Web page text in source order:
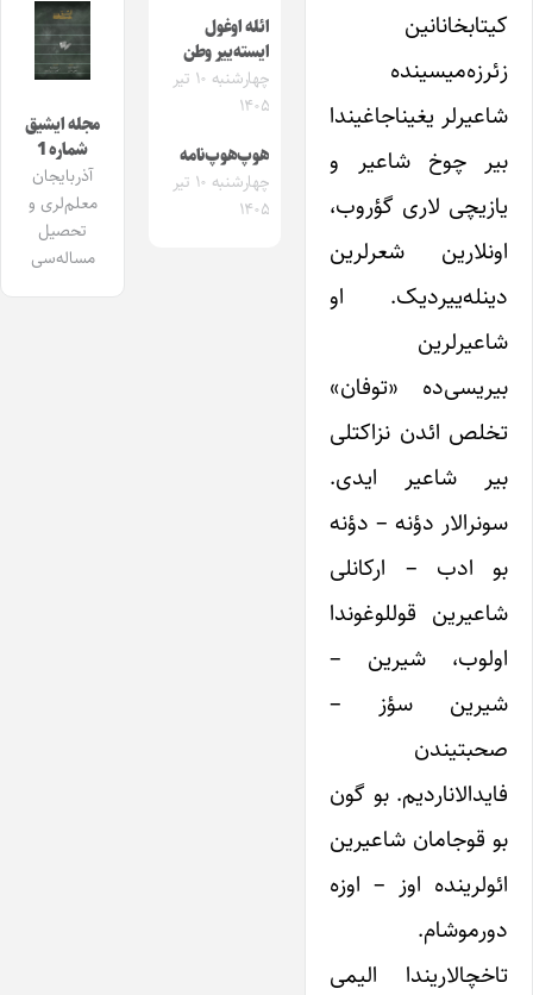
کیتابخانانین
زئرزه‌میسینده
شاعیرلر یغیناجاغیندا
بیر چوخ شاعیر و
یازیچی لاری گؤروب،
اونلارین شعرلرین
دینله‌ییردیک. او
شاعیرلرین
بیریسی‌ده «توفان»
تخلص ائدن نزاکتلی
بیر شاعیر ایدی.
سونرالار دؤنه – دؤنه
بو ادب – ارکانلی
شاعیرین قوللوغوندا
اولوب، شیرین –
شیرین سؤز –
صحبتیندن
فایدالاناردیم. بو گون
بو قوجامان شاعیرین
ائولرینده اوز – اوزه
دورموشام.
تاخچالاریندا الیمی
ائله اوغول
ایسته‌ییر وطن
چهارشنبه ۱۰ تیر
۱۴۰۵
هوپ‌هوپ‌نامه
چهارشنبه ۱۰ تیر
۱۴۰۵
مجله ایشیق
شماره 1
آذربایجان
معلم‌لری و
تحصیل
مساله‌سی